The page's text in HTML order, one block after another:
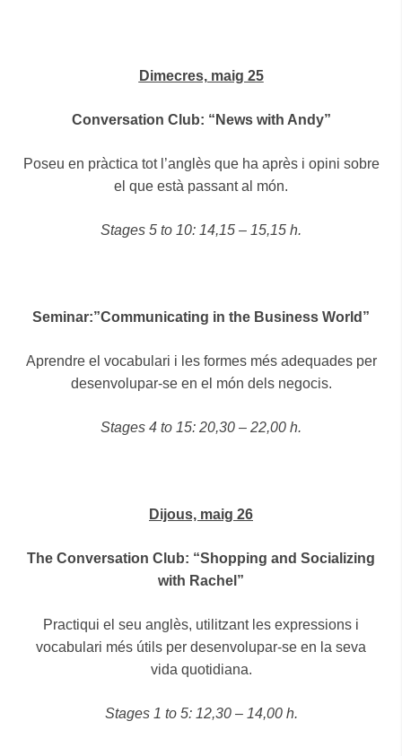
Dimecres, maig 25
Conversation Club: “News with Andy”
Poseu en pràctica tot l’anglès que ha après i opini sobre
el que està passant al món.
Stages 5 to 10: 14,15 – 15,15 h.
Seminar:”Communicating in the Business World”
Aprendre el vocabulari i les formes més adequades per
desenvolupar-se en el món dels negocis.
Stages 4 to 15: 20,30 – 22,00 h.
Dijous, maig 26
The Conversation Club: “Shopping and Socializing
with Rachel”
Practiqui el seu anglès, utilitzant les expressions i
vocabulari més útils per desenvolupar-se en la seva
vida quotidiana.
Stages 1 to 5: 12,30 – 14,00 h.